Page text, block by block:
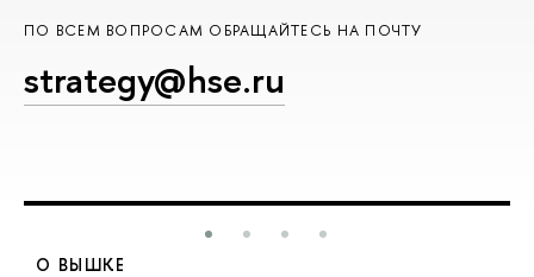
ПО ВСЕМ ВОПРОСАМ ОБРАЩАЙТЕСЬ НА ПОЧТУ
strategy@hse.ru
О ВЫШКЕ